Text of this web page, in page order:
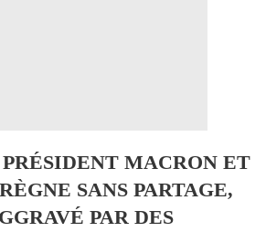
MACRON ET
SANS PARTAGE,
PAR DES